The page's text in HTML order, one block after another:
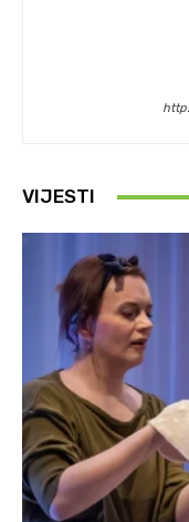
VIJESTI